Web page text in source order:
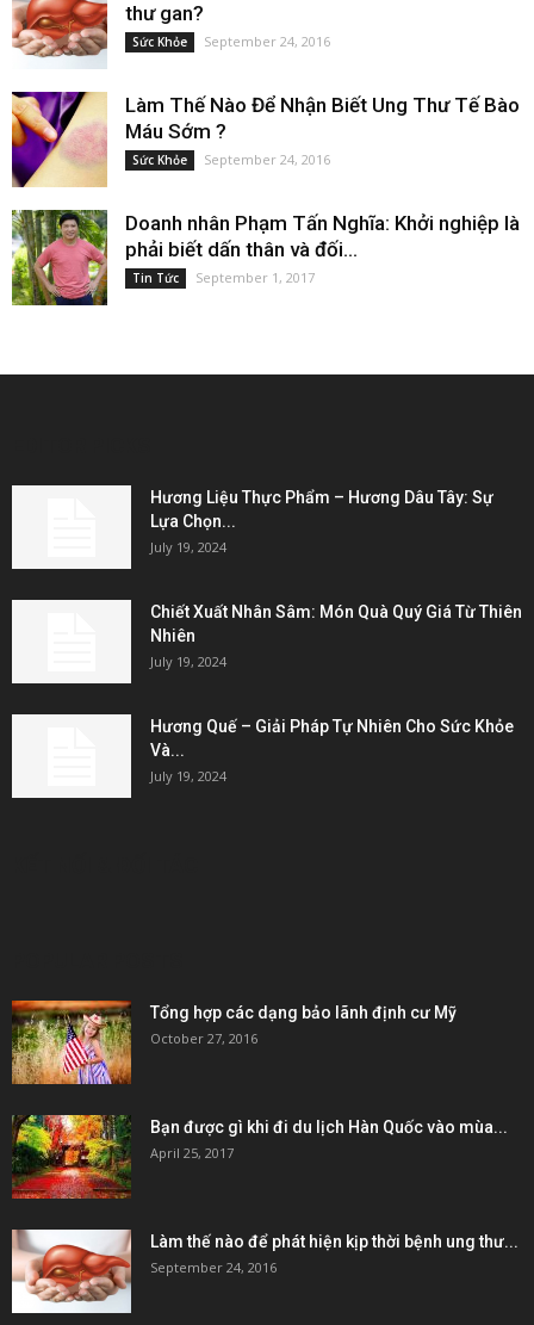
thư gan?
Sức Khỏe September 24, 2016
Làm Thế Nào Để Nhận Biết Ung Thư Tế Bào
Máu Sớm ?
Sức Khỏe September 24, 2016
Doanh nhân Phạm Tấn Nghĩa: Khởi nghiệp là
phải biết dấn thân và đối...
Tin Tức September 1, 2017
Hương Liệu Thực Phẩm – Hương Dâu Tây: Sự
Lựa Chọn...
July 19, 2024
Chiết Xuất Nhân Sâm: Món Quà Quý Giá Từ Thiên
Nhiên
July 19, 2024
Hương Quế – Giải Pháp Tự Nhiên Cho Sức Khỏe
Và...
July 19, 2024
Tổng hợp các dạng bảo lãnh định cư Mỹ
October 27, 2016
Bạn được gì khi đi du lịch Hàn Quốc vào mùa...
April 25, 2017
Làm thế nào để phát hiện kịp thời bệnh ung thư...
September 24, 2016